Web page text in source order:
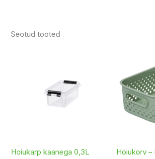
Seotud tooted
Hoiukarp kaanega 0,3L Hoiukorv –